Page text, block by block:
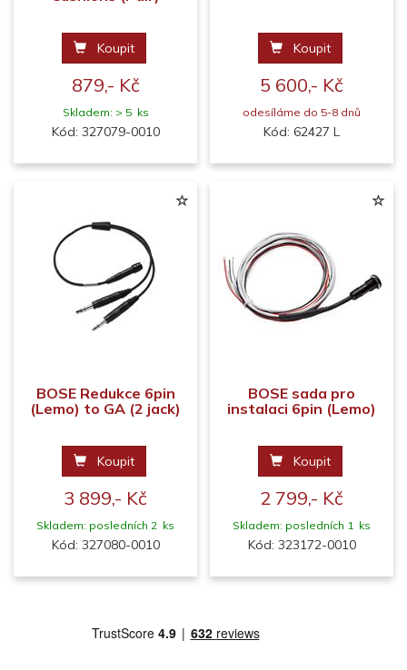
Koupit
879,- Kč
Skladem: > 5 ks
Kód: 327079-0010
Koupit
5 600,- Kč
odesíláme do 5-8 dnů
Kód: 62427 L
BOSE Redukce 6pin
(Lemo) to GA (2 jack)
Koupit
3 899,- Kč
Skladem: posledních 2 ks
Kód: 327080-0010
BOSE sada pro
instalaci 6pin (Lemo)
Koupit
2 799,- Kč
Skladem: posledních 1 ks
Kód: 323172-0010